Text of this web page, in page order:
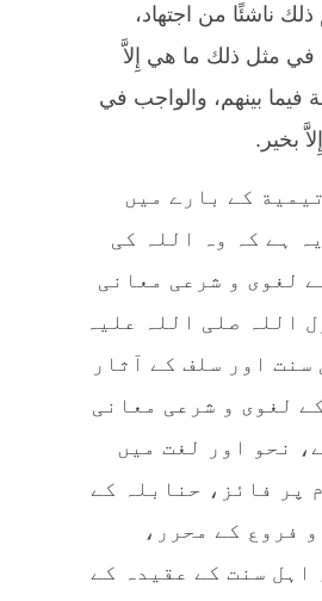
ناشئًا من اجتهاد،
في مثل ذلك ما هي إِلاَّ
فيما بينهم، والواجب في
بخير.
کے بارے میں
ہے کہ وہ اللہ کی
لغوی و شرعی معانی
اللہ صلی اللہ علیہ
سنت اور سلف کے آثار
لغوی و شرعی معانی
نحو اور لغت میں
پر فائز، حنابلہ کے
فروع کے محرر،
اہل سنت کے عقیدہ کے